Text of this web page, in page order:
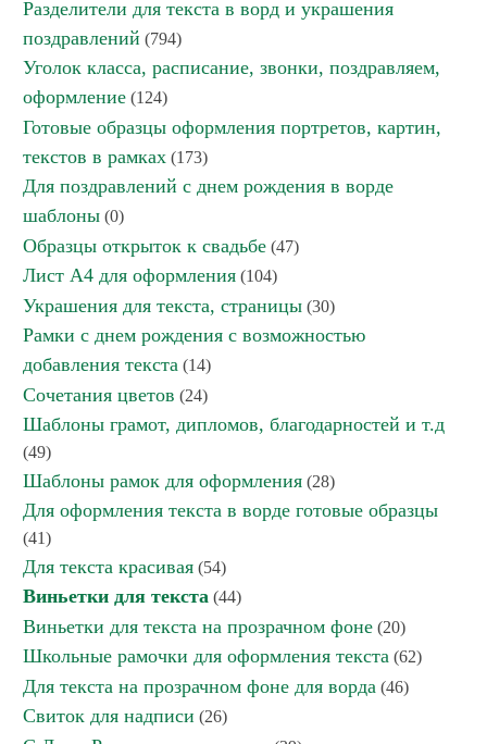
Разделители для текста в ворд и украшения
поздравлений (794)
Уголок класса, расписание, звонки, поздравляем,
оформление (124)
Готовые образцы оформления портретов, картин,
текстов в рамках (173)
Для поздравлений с днем рождения в ворде
шаблоны (0)
Образцы открыток к свадьбе (47)
Лист А4 для оформления (104)
Украшения для текста, страницы (30)
Рамки с днем рождения с возможностью
добавления текста (14)
Сочетания цветов (24)
Шаблоны грамот, дипломов, благодарностей и т.д
(49)
Шаблоны рамок для оформления (28)
Для оформления текста в ворде готовые образцы
(41)
Для текста красивая (54)
Виньетки для текста (44)
Виньетки для текста на прозрачном фоне (20)
Школьные рамочки для оформления текста (62)
Для текста на прозрачном фоне для ворда (46)
Свиток для надписи (26)